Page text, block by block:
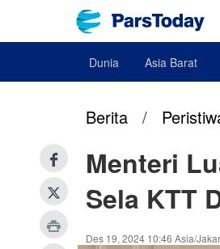
Dunia Asia Barat
Berita /
Menteri
Sela KTT
Des 19, 2024 10:46 Asia/